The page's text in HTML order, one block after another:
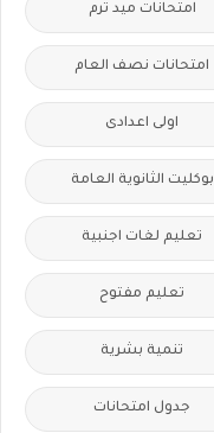
امتحانات ميد ترم
امتحانات نصف العام
اولى اعدادى
بوكليت الثانوية العامة
تعليم لغات اجنبية
تعليم مفتوح
تنمية بشرية
جدول امتحانات